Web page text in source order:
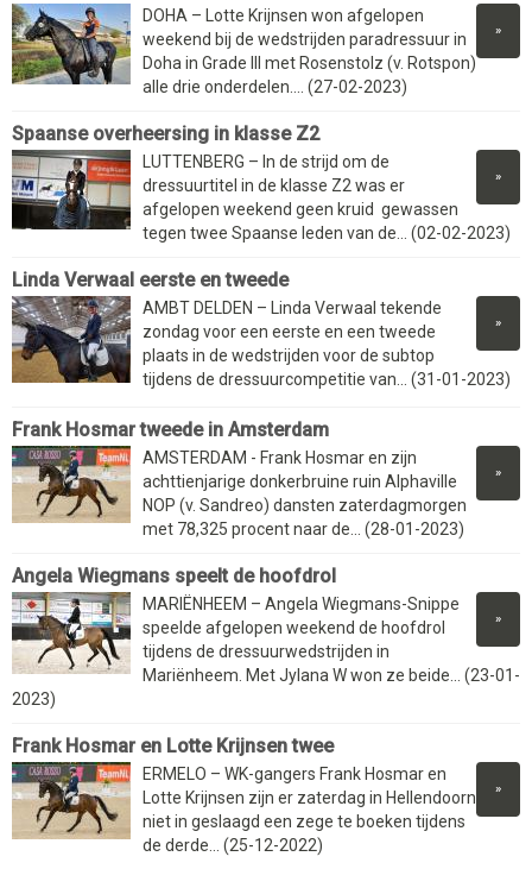
»
DOHA – Lotte Krijnsen won afgelopen
weekend bij de wedstrijden paradressuur in
Doha in Grade III met Rosenstolz (v. Rotspon)
alle drie onderdelen.... (27-02-2023)
Spaanse overheersing in klasse Z2
»
LUTTENBERG – In de strijd om de
dressuurtitel in de klasse Z2 was er
afgelopen weekend geen kruid gewassen
tegen twee Spaanse leden van de... (02-02-2023)
Linda Verwaal eerste en tweede
»
AMBT DELDEN – Linda Verwaal tekende
zondag voor een eerste en een tweede
plaats in de wedstrijden voor de subtop
tijdens de dressuurcompetitie van... (31-01-2023)
Frank Hosmar tweede in Amsterdam
»
AMSTERDAM - Frank Hosmar en zijn
achttienjarige donkerbruine ruin Alphaville
NOP (v. Sandreo) dansten zaterdagmorgen
met 78,325 procent naar de... (28-01-2023)
Angela Wiegmans speelt de hoofdrol
»
MARIËNHEEM – Angela Wiegmans-Snippe
speelde afgelopen weekend de hoofdrol
tijdens de dressuurwedstrijden in
Mariënheem. Met Jylana W won ze beide... (23-01-
2023)
Frank Hosmar en Lotte Krijnsen twee
»
ERMELO – WK-gangers Frank Hosmar en
Lotte Krijnsen zijn er zaterdag in Hellendoorn
niet in geslaagd een zege te boeken tijdens
de derde... (25-12-2022)